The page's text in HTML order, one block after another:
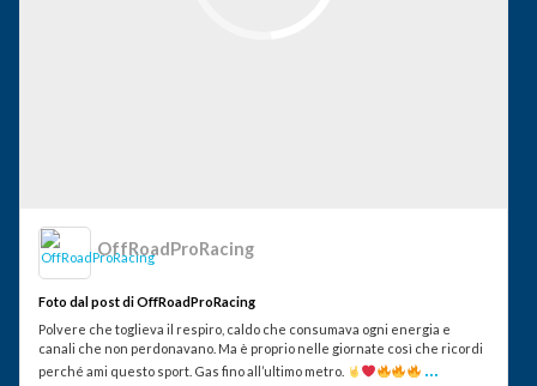
OffRoadProRacing
Foto dal post di OffRoadProRacing
Polvere che toglieva il respiro, caldo che consumava ogni energia e
canali che non perdonavano. Ma è proprio nelle giornate così che ricordi
perché ami questo sport. Gas fino all’ultimo metro.
...